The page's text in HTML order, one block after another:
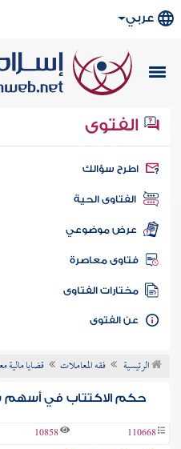
عربي
الفتوى
سؤالك
الفتاوى الحية
عرض موضوعي
فتاوى معاصرة
مختارات الفتاوى
الفتوى
الرئيسية فقه المعاملات قضايا مالية
حكم الاكتتاب في أسهم
110668
10858